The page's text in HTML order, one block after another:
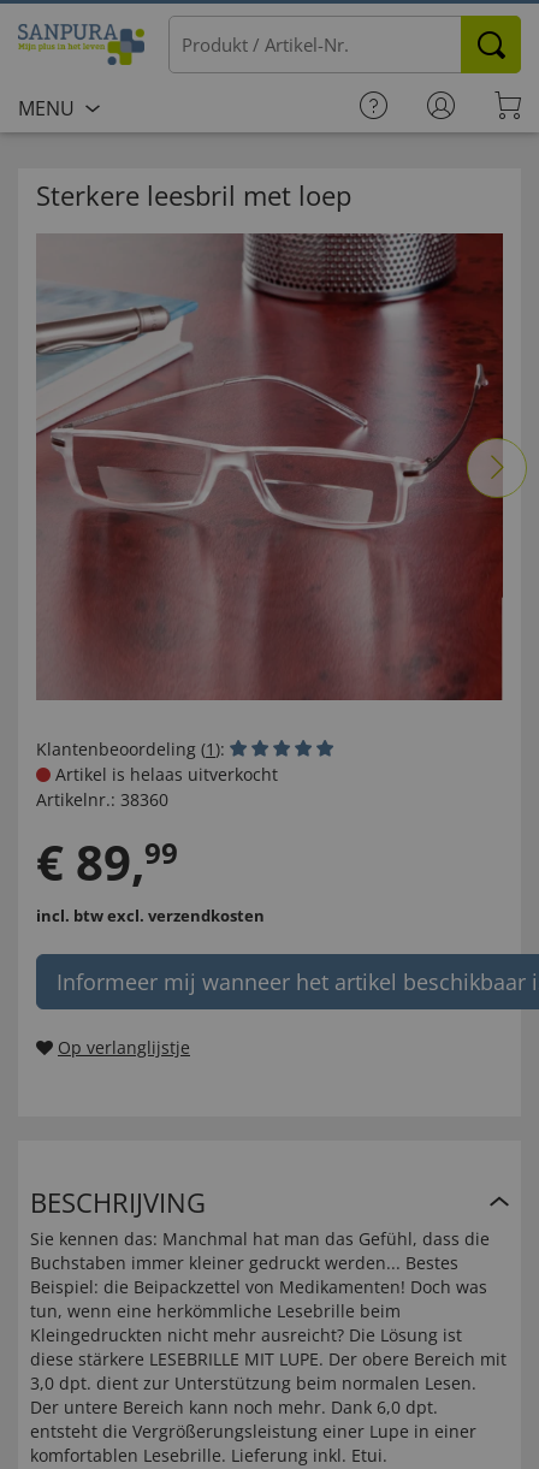
MENU
Sterkere leesbril met loep
Klantenbeoordeling (1):
Artikel is helaas uitverkocht
Artikelnr.: 38360
€ 89,99
incl. btwexcl. verzendkosten
Informeer mij wanneer het artikel beschikbaar
Op verlanglijstje
BESCHRIJVING
Sie kennen das: Manchmal hat man das Gefühl, dass die
Buchstaben immer kleiner gedruckt werden... Bestes
Beispiel: die Beipackzettel von Medikamenten! Doch was
tun, wenn eine herkömmliche Lesebrille beim
Kleingedruckten nicht mehr ausreicht? Die Lösung ist
diese stärkere LESEBRILLE MIT LUPE. Der obere Bereich mit
3,0 dpt. dient zur Unterstützung beim normalen Lesen.
Der untere Bereich kann noch mehr. Dank 6,0 dpt.
entsteht die Vergrößerungsleistung einer Lupe in einer
komfortablen Lesebrille. Lieferung inkl. Etui.